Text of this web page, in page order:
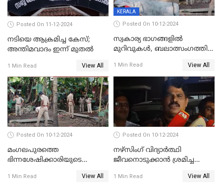
Posted On 11-12-2024
നടിയെ ആക്രമിച്ച കേസ്;
അന്തിമവാദം ഇന്ന് മുതല്‍
1 Min Read View All
KERALA
Posted On 10-12-2024
സ്വകാര്യ ഭാഗങ്ങളിൽ
മുറിവുകൾ, ബലാത്സംഗത്തിന്
കൊലപാതകത്തില്‍
പോസ്റ്റ്‌മോർട്ടം റിപ്പോർട്ട്
1 Min Read View All
Posted On 10-12-2024
മംഗലപുരത്തെ
ഭിന്നശേഷിക്കാരിയുടെ
സംശയിക്കുന്നയാള്‍
1 Min Read View All
Posted On 10-12-2024
നഴ്‌സിംഗ് വിദ്യാർത്ഥി
ജീവനൊടുക്കാന്‍ ശ്രമിച്ച
മാറ്റിയതായി മൻസൂർ
1 Min Read View All